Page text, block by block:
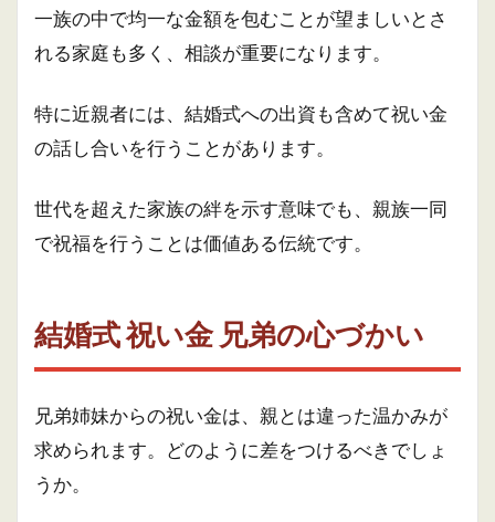
一族の中で均一な金額を包むことが望ましいとさ
れる家庭も多く、相談が重要になります。
特に近親者には、結婚式への出資も含めて祝い金
の話し合いを行うことがあります。
世代を超えた家族の絆を示す意味でも、親族一同
で祝福を行うことは価値ある伝統です。
結婚式 祝い金 兄弟の心づかい
兄弟姉妹からの祝い金は、親とは違った温かみが
求められます。どのように差をつけるべきでしょ
うか。